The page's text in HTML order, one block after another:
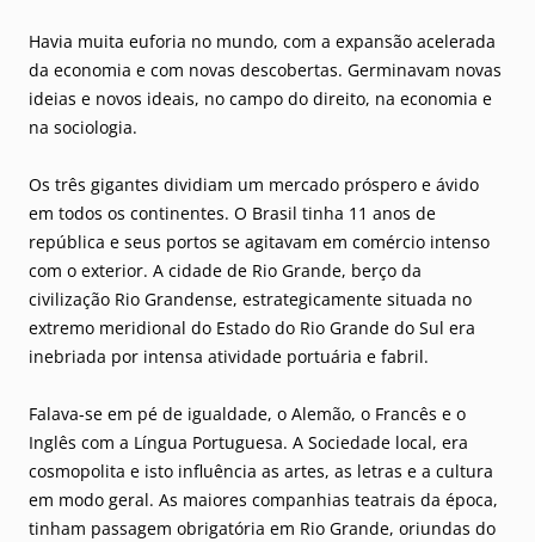
Havia muita euforia no mundo, com a expansão acelerada
da economia e com novas descobertas. Germinavam novas
ideias e novos ideais, no campo do direito, na economia e
na sociologia.
Os três gigantes dividiam um mercado próspero e ávido
em todos os continentes. O Brasil tinha 11 anos de
república e seus portos se agitavam em comércio intenso
com o exterior. A cidade de Rio Grande, berço da
civilização Rio Grandense, estrategicamente situada no
extremo meridional do Estado do Rio Grande do Sul era
inebriada por intensa atividade portuária e fabril.
Falava-se em pé de igualdade, o Alemão, o Francês e o
Inglês com a Língua Portuguesa. A Sociedade local, era
cosmopolita e isto influência as artes, as letras e a cultura
em modo geral. As maiores companhias teatrais da época,
tinham passagem obrigatória em Rio Grande, oriundas do